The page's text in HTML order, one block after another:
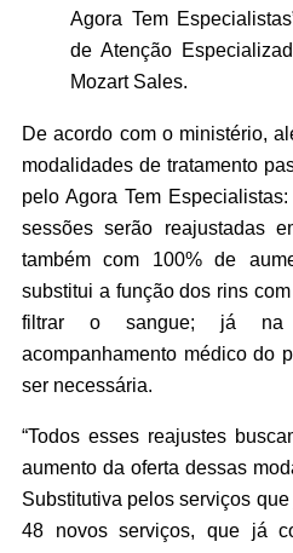
Agora Tem
de Atenção
Mozart Sales.
De acordo com o ministério,
modalidades de tratamento
pelo Agora Tem
sessões serão reajustadas
também com 100% de
substitui a função dos rins
filtrar o sangue; já na
acompanhamento médico do
ser necessária.
“Todos esses reajustes
aumento da oferta dessas
Substitutiva pelos serviços
48 novos serviços, que já